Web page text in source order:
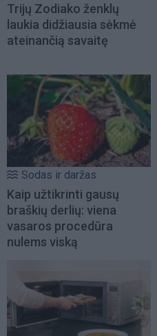
Trijų Zodiako ženklų
laukia didžiausia sėkmė
ateinančią savaitę
Sodas ir daržas
Kaip užtikrinti gausų
braškių derlių: viena
vasaros procedūra
nulems viską